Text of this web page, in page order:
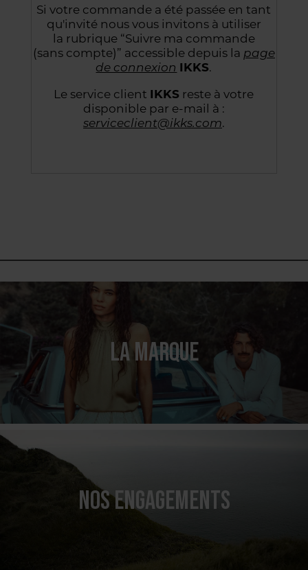
Si votre commande a été passée en tant
qu'invité nous vous invitons à utiliser
la rubrique “Suivre ma commande
(sans compte)” accessible depuis la page
de connexion IKKS.
Le service client IKKS reste à votre
disponible par e-mail à :
serviceclient@ikks.com.
LA MARQUE
NOS ENGAGEMENTS